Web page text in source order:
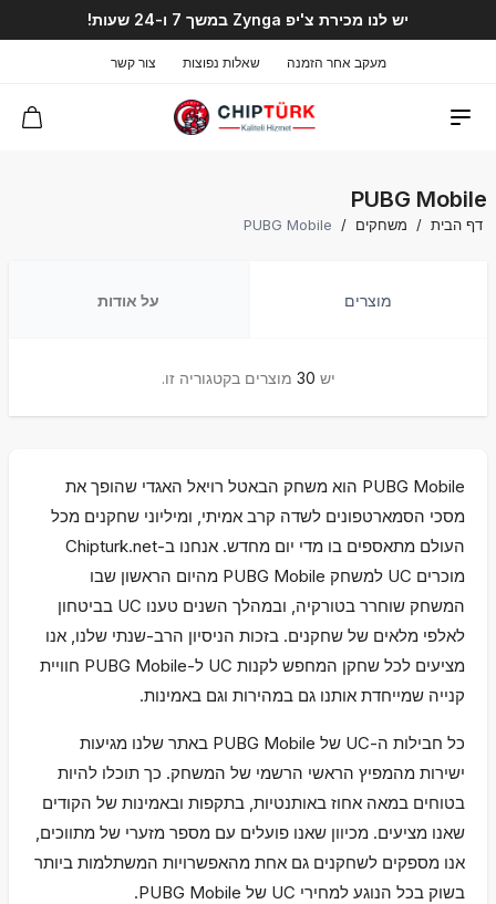
יש לנו מכירת צ'יפ Zynga במשך 7 ו-24 שעות!
מעקב אחר הזמנה שאלות נפוצות צור קשר
PUBG Mobile
דף הבית / משחקים /
PUBG Mobile
מוצרים על אודות
יש 30 מוצרים בקטגוריה זו.
PUBG Mobile הוא משחק הבאטל רויאל האגדי שהופך את
מסכי הסמארטפונים לשדה קרב אמיתי, ומיליוני שחקנים מכל
העולם מתאספים בו מדי יום מחדש. אנחנו ב-Chipturk.net
מוכרים UC למשחק PUBG Mobile מהיום הראשון שבו
המשחק שוחרר בטורקיה, ובמהלך השנים טענו UC בביטחון
לאלפי מלאים של שחקנים. בזכות הניסיון הרב-שנתי שלנו, אנו
מציעים לכל שחקן המחפש לקנות UC ל-PUBG Mobile חוויית
קנייה שמייחדת אותנו גם במהירות וגם באמינות.
כל חבילות ה-UC של PUBG Mobile באתר שלנו מגיעות
ישירות מהמפיץ הראשי הרשמי של המשחק. כך תוכלו להיות
בטוחים במאה אחוז באותנטיות, בתקפות ובאמינות של הקודים
שאנו מציעים. מכיוון שאנו פועלים עם מספר מזערי של מתווכים,
אנו מספקים לשחקנים גם אחת מהאפשרויות המשתלמות ביותר
בשוק בכל הנוגע למחירי UC של PUBG Mobile.